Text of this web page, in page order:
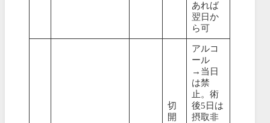
あれば
翌日か
ら可
切
開
アルコ
ール
→当日
は禁
止。術
後5日は
摂取非